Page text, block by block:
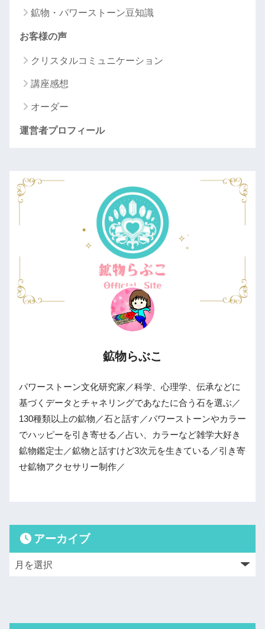
鉱物・パワーストーン豆知識
お客様の声
クリスタルコミュニケーション
講座感想
オーダー
運営者プロフィール
鉱物らぶこ
パワーストーン文化研究家／科学、心理学、伝承などに
基づくデータとチャネリングであなたに合う石を選ぶ／
130種類以上の鉱物／石と話す／パワーストーンやカラー
でハッピーを引き寄せる／占い、カラーなど雑学大好き
鉱物鑑定士／鉱物と話すけど3次元を生きている／引き寄
せ鉱物アクセサリー制作／
アーカイブ